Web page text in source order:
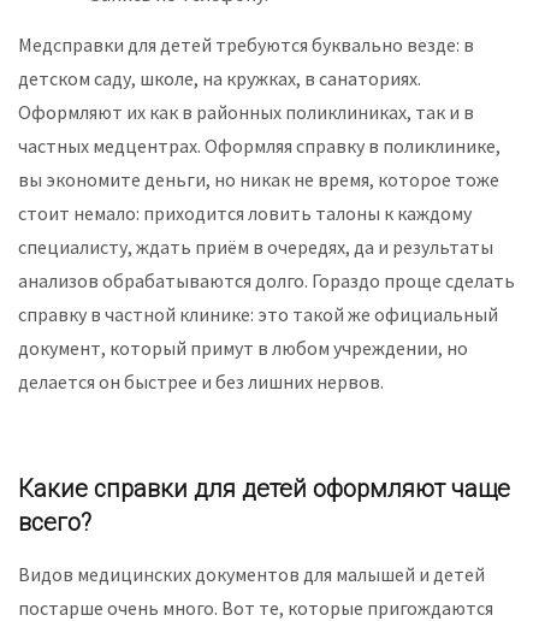
Медсправки для детей требуются буквально везде: в
детском саду, школе, на кружках, в санаториях.
Оформляют их как в районных поликлиниках, так и в
частных медцентрах. Оформляя справку в поликлинике,
вы экономите деньги, но никак не время, которое тоже
стоит немало: приходится ловить талоны к каждому
специалисту, ждать приём в очередях, да и результаты
анализов обрабатываются долго. Гораздо проще сделать
справку в частной клинике: это такой же официальный
документ, который примут в любом учреждении, но
делается он быстрее и без лишних нервов.
Какие справки для детей оформляют чаще
всего?
Видов медицинских документов для малышей и детей
постарше очень много. Вот те, которые пригождаются